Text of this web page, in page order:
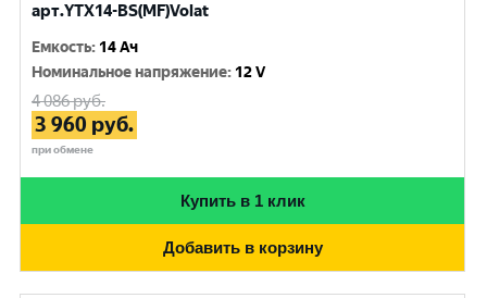
арт.YTX14-BS(MF)Volat
Емкость: 14 Ач
Номинальное напряжение: 12 V
4 086руб.
3 960 руб.
при обмене
Купить в 1 клик
Добавить в корзину